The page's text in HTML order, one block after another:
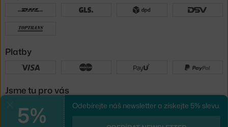
5% Odebírejte náš newsletter a získejte 5% slevu.
Platby
Jsme tu pro vás